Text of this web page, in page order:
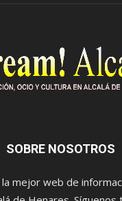
SOBRE NOSOTROS
la mejor web de